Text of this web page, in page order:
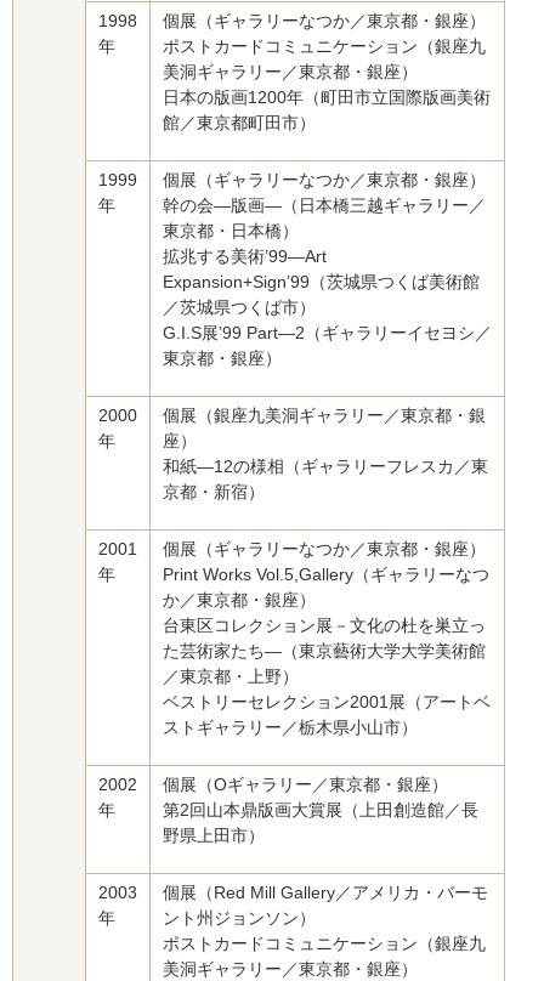
1998
年
個展（ギャラリーなつか／東京都・銀座）
ポストカードコミュニケーション（銀座九
美洞ギャラリー／東京都・銀座）
日本の版画1200年（町田市立国際版画美術
館／東京都町田市）
1999
年
個展（ギャラリーなつか／東京都・銀座）
幹の会—版画—（日本橋三越ギャラリー／
東京都・日本橋）
拡兆する美術’99—Art
Expansion+Sign’99（茨城県つくば美術館
／茨城県つくば市）
G.I.S展’99 Part—2（ギャラリーイセヨシ／
東京都・銀座）
2000
年
個展（銀座九美洞ギャラリー／東京都・銀
座）
和紙—12の様相（ギャラリーフレスカ／東
京都・新宿）
2001
年
個展（ギャラリーなつか／東京都・銀座）
Print Works Vol.5,Gallery（ギャラリーなつ
か／東京都・銀座）
台東区コレクション展－文化の杜を巣立っ
た芸術家たち—（東京藝術大学大学美術館
／東京都・上野）
ベストリーセレクション2001展（アートベ
ストギャラリー／栃木県小山市）
2002
年
個展（Oギャラリー／東京都・銀座）
第2回山本鼎版画大賞展（上田創造館／長
野県上田市）
2003
年
個展（Red Mill Gallery／アメリカ・バーモ
ント州ジョンソン）
ポストカードコミュニケーション（銀座九
美洞ギャラリー／東京都・銀座）